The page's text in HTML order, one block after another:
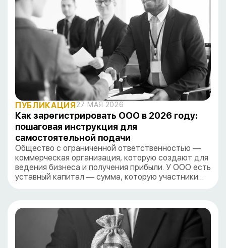
ПУБЛИКАЦИЯ27 МАЯ 2026
Как зарегистрировать ООО в 2026 году:
пошаговая инструкция для
самостоятельной подачи
Общество с ограниченной ответственностью —
коммерческая организация, которую создают для
ведения бизнеса и получения прибыли. У ООО есть
уставный капитал — сумма, которую участники…